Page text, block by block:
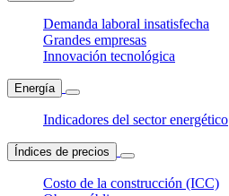
Demanda laboral insatisfecha
Grandes empresas
Innovación tecnológica
Energía
Indicadores del sector energético
Índices de precios
Costo de la construcción (ICC)